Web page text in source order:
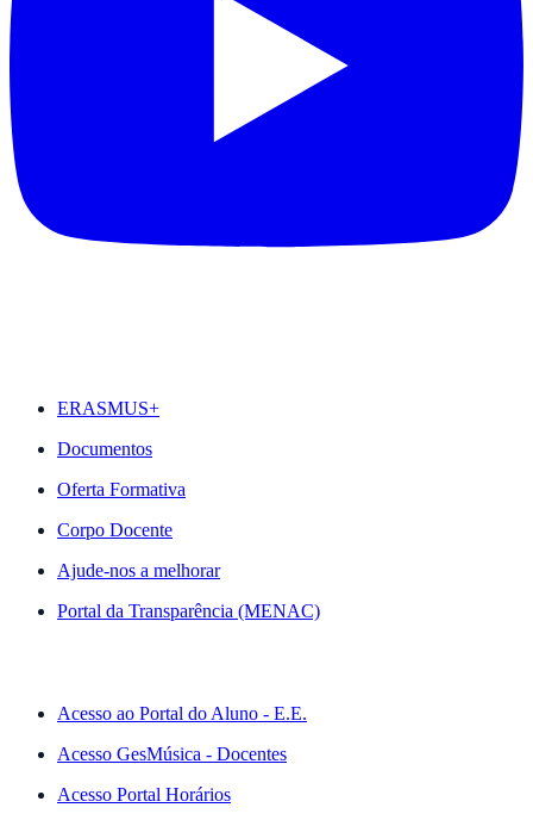
ERASMUS+
Documentos
Oferta Formativa
Corpo Docente
Ajude-nos a melhorar
Portal da Transparência (MENAC)
Acesso ao Portal do Aluno - E.E.
Acesso GesMúsica - Docentes
Acesso Portal Horários